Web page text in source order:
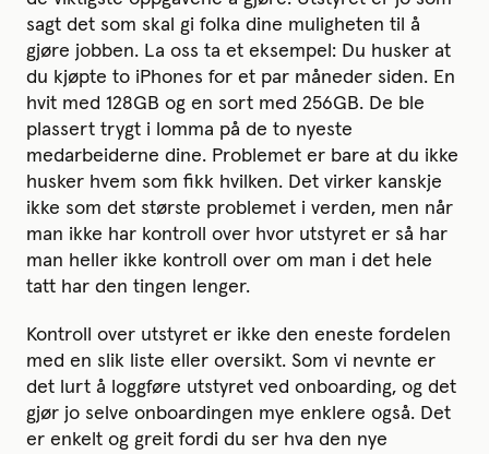
sagt det som skal gi folka dine muligheten til å
gjøre jobben. La oss ta et eksempel: Du husker at
du kjøpte to iPhones for et par måneder siden. En
hvit med 128GB og en sort med 256GB. De ble
plassert trygt i lomma på de to nyeste
medarbeiderne dine. Problemet er bare at du ikke
husker hvem som fikk hvilken. Det virker kanskje
ikke som det største problemet i verden, men når
man ikke har kontroll over hvor utstyret er så har
man heller ikke kontroll over om man i det hele
tatt har den tingen lenger.
Kontroll over utstyret er ikke den eneste fordelen
med en slik liste eller oversikt. Som vi nevnte er
det lurt å loggføre utstyret ved onboarding, og det
gjør jo selve onboardingen mye enklere også. Det
er enkelt og greit fordi du ser hva den nye